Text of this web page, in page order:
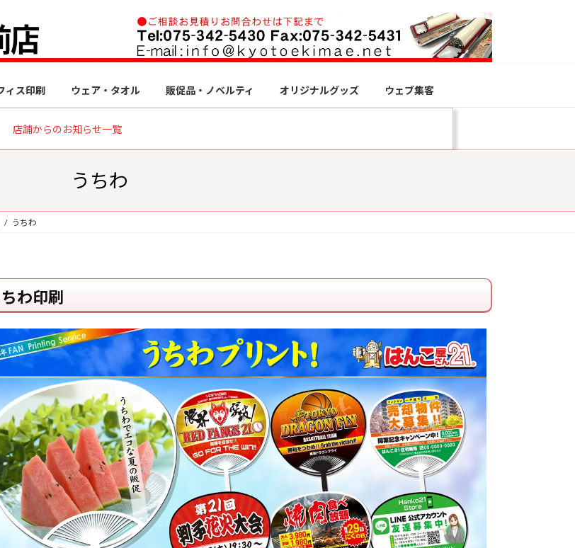
ィス印刷 ウェア・タオル 販促品・ノベルティ オリジナルグッズ ウェブ集客
店舗からのお知らせ一覧
うちわ
うちわ
わ印刷